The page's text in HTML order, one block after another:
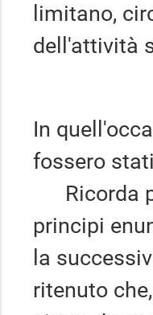
limitano,
dell'attività
In
fossero
Ricorda
principi
la
ritenuto